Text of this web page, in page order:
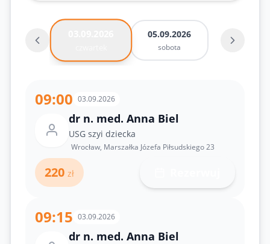
05.09.2026
sobota
09:00 03.09.2026
dr n. med. Anna Biel
USG szyi dziecka
Wrocław, Marszałka Józefa Piłsudskiego 23
220 zł
09:15 03.09.2026
dr n. med. Anna Biel